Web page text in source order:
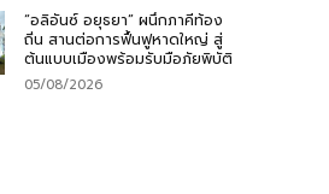
“อลิอันซ์ อยุธยา” ผนึกภาคีท้อง
ถิ่น สานต่อการฟื้นฟูหาดใหญ่ สู่
ต้นแบบเมืองพร้อมรับมือภัยพิบัติ
05/08/2026